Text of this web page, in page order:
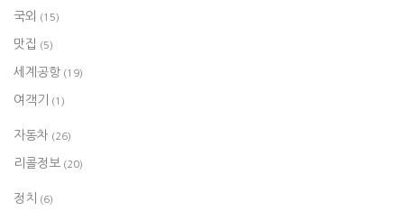
국외 (15)
맛집 (5)
세계공항 (19)
여객기 (1)
자동차 (26)
리콜정보 (20)
정치 (6)